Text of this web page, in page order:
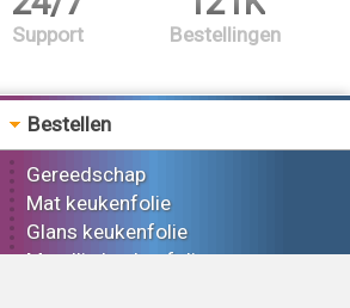
Support Bestellingen
Bestellen
Gereedschap
Mat keukenfolie
Glans keukenfolie
Metallic keukenfolie